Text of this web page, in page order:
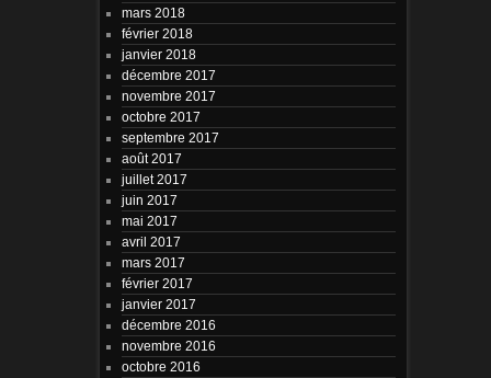
mars 2018
février 2018
janvier 2018
décembre 2017
novembre 2017
octobre 2017
septembre 2017
août 2017
juillet 2017
juin 2017
mai 2017
avril 2017
mars 2017
février 2017
janvier 2017
décembre 2016
novembre 2016
octobre 2016